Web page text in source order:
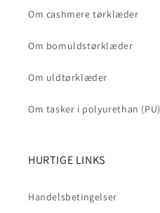
Om cashmere tørklæder
Om bomuldstørklæder
Om uldtørklæder
Om tasker i polyurethan (PU)
HURTIGE LINKS
Handelsbetingelser